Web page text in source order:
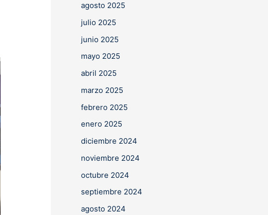
agosto 2025
julio 2025
junio 2025
mayo 2025
abril 2025
marzo 2025
febrero 2025
enero 2025
diciembre 2024
noviembre 2024
octubre 2024
septiembre 2024
agosto 2024